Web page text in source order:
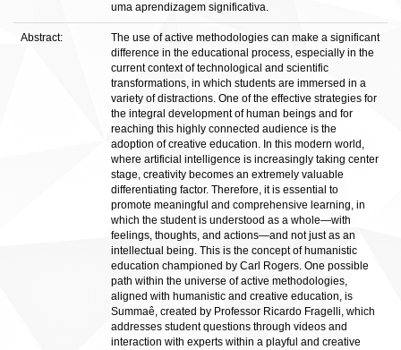
uma aprendizagem significativa.
Abstract:
The use of active methodologies can make a significant
difference in the educational process, especially in the
current context of technological and scientific
transformations, in which students are immersed in a
variety of distractions. One of the effective strategies for
the integral development of human beings and for
reaching this highly connected audience is the
adoption of creative education. In this modern world,
where artificial intelligence is increasingly taking center
stage, creativity becomes an extremely valuable
differentiating factor. Therefore, it is essential to
promote meaningful and comprehensive learning, in
which the student is understood as a whole—with
feelings, thoughts, and actions—and not just as an
intellectual being. This is the concept of humanistic
education championed by Carl Rogers. One possible
path within the universe of active methodologies,
aligned with humanistic and creative education, is
Summaê, created by Professor Ricardo Fragelli, which
addresses student questions through videos and
interaction with experts within a playful and creative